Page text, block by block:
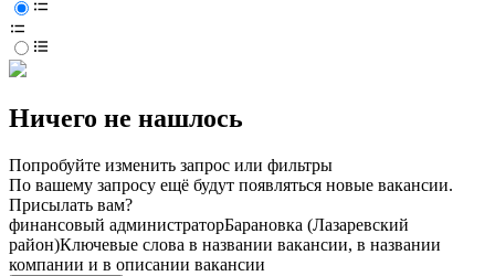
Ничего не нашлось
Попробуйте изменить запрос или фильтры
По вашему запросу ещё будут появляться новые вакансии.
Присылать вам?
финансовый администраторБарановка (Лазаревский
район)Ключевые слова в названии вакансии, в названии
компании и в описании вакансии